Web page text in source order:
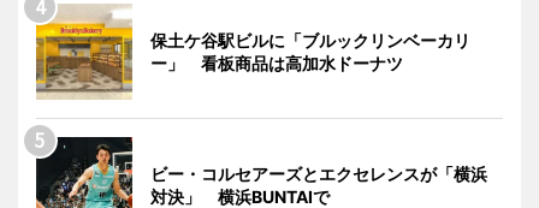
保土ケ谷駅ビルに「ブルックリンベーカリ
ー」 看板商品は高加水ドーナツ
ビー・コルセアーズとエクセレンスが「横浜
対決」 横浜BUNTAIで